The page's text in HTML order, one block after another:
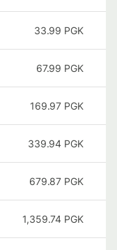
33.99 PGK
67.99 PGK
169.97 PGK
339.94 PGK
679.87 PGK
1,359.74 PGK